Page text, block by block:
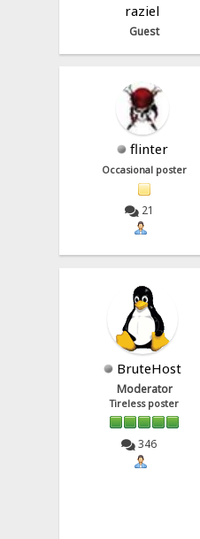
raziel
Guest
flinter
Occasional poster
21
BruteHost
Moderator
Tireless poster
346